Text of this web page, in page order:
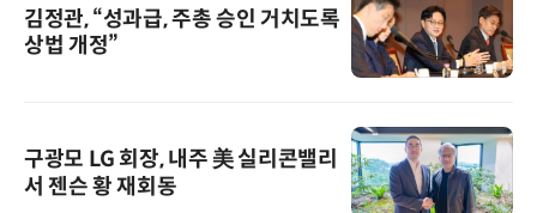
김정관, “성과급, 주총 승인 거치도록
상법 개정”
구광모 LG 회장, 내주 美 실리콘밸리
서 젠슨 황 재회동